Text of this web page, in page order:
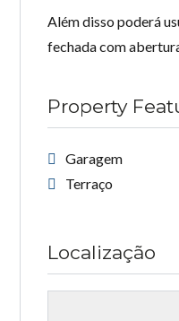
Além disso poderá
fechada com
Property
Garagem
Terraço
Localização